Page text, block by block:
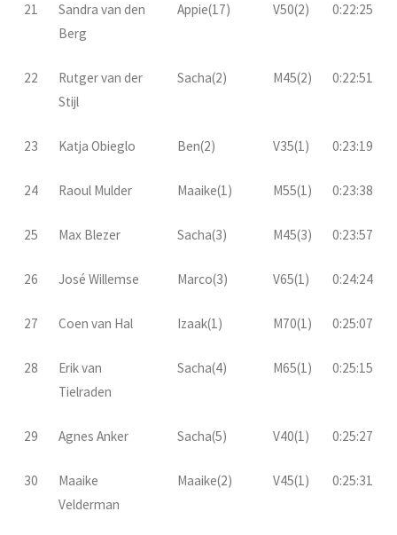
21
Sandra van den
Berg
Appie(17) V50(2) 0:22:25
22
Rutger van der
Stijl
Sacha(2) M45(2) 0:22:51
23 Katja Obieglo Ben(2) V35(1) 0:23:19
24 Raoul Mulder Maaike(1) M55(1) 0:23:38
25 Max Blezer Sacha(3) M45(3) 0:23:57
26 José Willemse Marco(3) V65(1) 0:24:24
27 Coen van Hal Izaak(1) M70(1) 0:25:07
28
Erik van
Tielraden
Sacha(4) M65(1) 0:25:15
29 Agnes Anker Sacha(5) V40(1) 0:25:27
30
Maaike
Velderman
Maaike(2) V45(1) 0:25:31